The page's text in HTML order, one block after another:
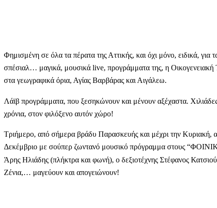
Φημισμένη σε όλα τα πέρατα της Αττικής, και όχι μόνο, ειδικά, για
σπέσιαλ… μαγικά, μουσικά live, προγράμματα της, η
στα γεωγραφικά όρια, Αγίας Βαρβάρας και Αιγάλεω.
Λάϊβ προγράμματα, που ξεσηκώνουν και μένουν αξέχαστα.
χρόνια, στον φιλόξενο αυτόν χώρο!
Τριήμερο, από σήμερα βράδυ Παρασκευής και μέχρι την Κυριακή,
Δεκέμβριο με σούπερ ζωντανό μουσικό πρόγραμμα στους
Άρης Ηλιάδης (πλήκτρα και φωνή), ο δεξιοτέχνης Στέφανος
Ζένια,… μαγεύουν και απογειώνουν!